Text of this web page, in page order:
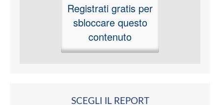
Registrati gratis per
sbloccare questo
contenuto
SCEGLI IL REPORT